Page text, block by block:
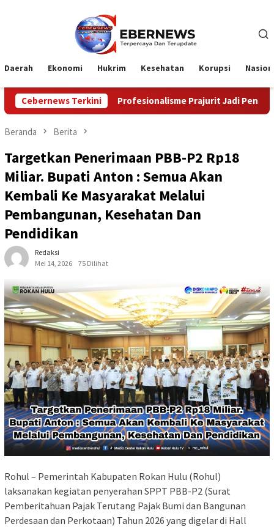
Daerah Ekonomi Hukrim Kesehatan Korupsi
Cebernews Terkini
Profesionalisme Prajurit Jadi Penekanan Menhan RI Saat
Beranda Berita
Targetkan Penerimaan PBB-P2 Rp18
Miliar. Bupati Anton : Semua Akan
Kembali Ke Masyarakat Melalui
Pembangunan, Kesehatan Dan
Pendidikan
Redaksi
Mei 14, 2026
75 Dilihat
Rohul – Pemerintah Kabupaten Rokan Hulu (Rohul)
laksanakan kegiatan penyerahan SPPT PBB-P2 (Surat
Pemberitahuan Pajak Terutang Pajak Bumi dan Bangunan
Perdesaan dan Perkotaan) Tahun 2026 yang digelar di Hall